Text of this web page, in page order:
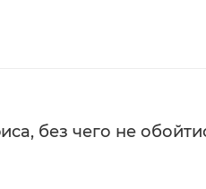
без чего не